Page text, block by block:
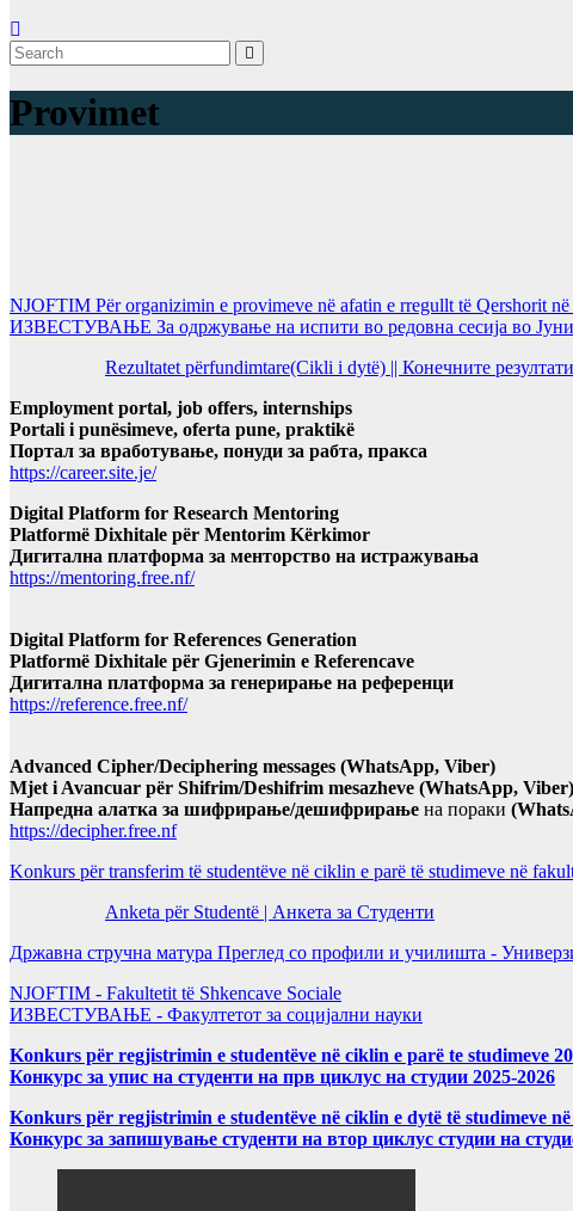
Provimet
NJOFTIM Për organizimin e provimeve në afatin e rregullt të Qershorit
ИЗВЕСТУВАЊЕ За одржување на испити во редовна сесија во Јуни
Rezultatet përfundimtare(Cikli i dytë) || Конечните
Employment portal, job offers, internships
Portali i punësimeve, oferta pune, praktikë
Портал за вработување, понуди за рабта, пракса
https://career.site.je/
Digital Platform for Research Mentoring
Platformë Dixhitale për Mentorim Kërkimor
Дигитална платформа за менторство на истражувања
https://mentoring.free.nf/
Digital Platform for References Generation
Platformë Dixhitale për Gjenerimin e Referencave
Дигитална платформа за генерирање на референци
https://reference.free.nf/
Advanced Cipher/Deciphering messages (WhatsApp, Viber)
Mjet i Avancuar për Shifrim/Deshifrim mesazheve (WhatsApp, Viber)
Напредна алатка за шифрирање/дешифрирање на пораки
https://decipher.free.nf
Konkurs për transferim të studentëve në ciklin e parë të studimeve në
Anketa për Studentë | Анкета за Студенти
Државна стручна матура Преглед со профили и училишта -
NJOFTIM - Fakultetit të Shkencave Sociale
ИЗВЕСТУВАЊЕ - Факултетот за социјални науки
Konkurs për regjistrimin e studentëve në ciklin e parë te studimeve
Конкурс за упис на студенти на прв циклус на студии 2025-2026
Konkurs për regjistrimin e studentëve në ciklin e dytë të studimeve
Конкурс за запишување студенти на втор циклус студии на